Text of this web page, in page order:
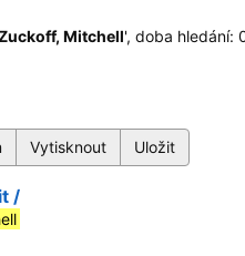
Mitchell', doba hledání:
/